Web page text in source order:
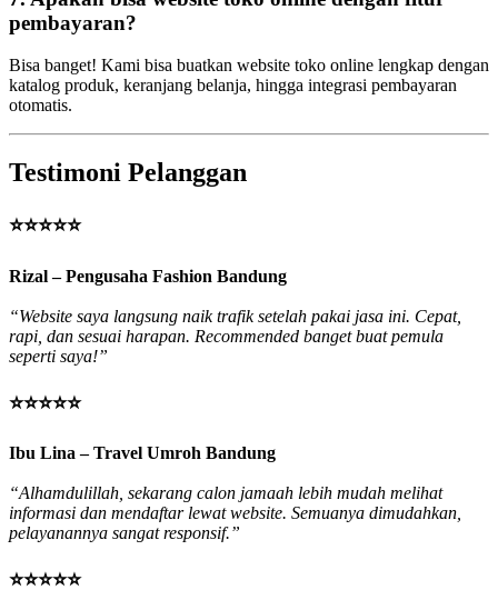
pembayaran?
Bisa banget! Kami bisa buatkan website toko online lengkap dengan
katalog produk, keranjang belanja, hingga integrasi pembayaran
otomatis.
Testimoni Pelanggan
⭐⭐⭐⭐⭐
Rizal – Pengusaha Fashion Bandung
“Website saya langsung naik trafik setelah pakai jasa ini. Cepat,
rapi, dan sesuai harapan. Recommended banget buat pemula
seperti saya!”
⭐⭐⭐⭐⭐
Ibu Lina – Travel Umroh Bandung
“Alhamdulillah, sekarang calon jamaah lebih mudah melihat
informasi dan mendaftar lewat website. Semuanya dimudahkan,
pelayanannya sangat responsif.”
⭐⭐⭐⭐⭐